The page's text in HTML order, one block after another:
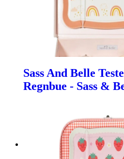
Sass And Belle
Regnbue - Sass &